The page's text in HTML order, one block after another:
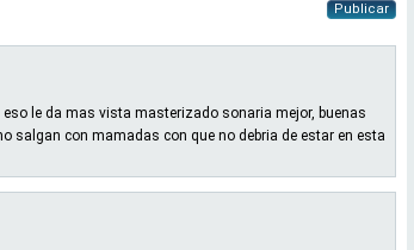
Publicar
le da mas vista masterizado sonaria mejor, buenas
salgan con mamadas con que no debria de estar en esta